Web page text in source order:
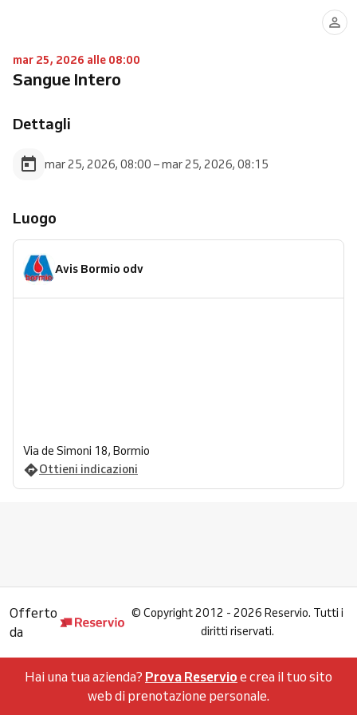
mar 25, 2026 alle 08:00
Sangue Intero
Dettagli
mar 25, 2026, 08:00 – mar 25, 2026, 08:15
Luogo
Avis Bormio odv
Via de Simoni 18, Bormio
Ottieni indicazioni
Offerto
da
© Copyright 2012 - 2026 Reservio. Tutti i
diritti riservati.
Hai una tua azienda? Prova Reservio e crea il tuo sito
web di prenotazione personale.